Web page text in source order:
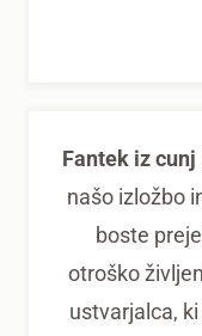
Fantek iz cunj
našo izložbo
boste
otroško
ustvarjalca,